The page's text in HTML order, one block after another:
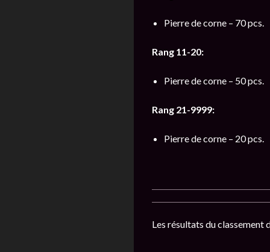
Pierre de corne – 70 pcs.
Rang 11-20:
Pierre de corne – 50 pcs.
Rang 21-9999:
Pierre de corne – 20 pcs.
Les résultats du classement